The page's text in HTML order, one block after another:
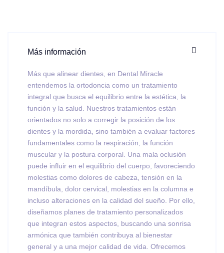
Más información
Más que alinear dientes, en Dental Miracle
entendemos la ortodoncia como un tratamiento
integral que busca el equilibrio entre la estética, la
función y la salud. Nuestros tratamientos están
orientados no solo a corregir la posición de los
dientes y la mordida, sino también a evaluar factores
fundamentales como la respiración, la función
muscular y la postura corporal. Una mala oclusión
puede influir en el equilibrio del cuerpo, favoreciendo
molestias como dolores de cabeza, tensión en la
mandíbula, dolor cervical, molestias en la columna e
incluso alteraciones en la calidad del sueño. Por ello,
diseñamos planes de tratamiento personalizados
que integran estos aspectos, buscando una sonrisa
armónica que también contribuya al bienestar
general y a una mejor calidad de vida. Ofrecemos